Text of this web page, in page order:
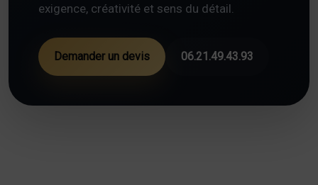
exigence, créativité et sens du détail.
Demander un devis 06.21.49.43.93